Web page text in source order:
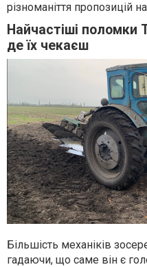
різноманіття пропозицій
Найчастіші
де їх чекаєш
Більшість механіків
гадаючи, що саме він є